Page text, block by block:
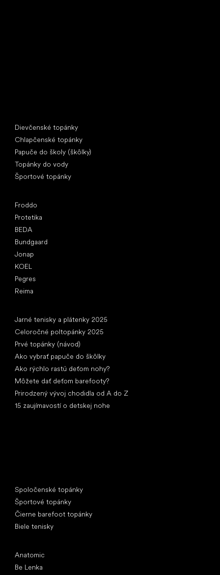
Dievčenské topánky
Chlapčenské topánky
Papuče do školy (škôlky)
Topánky do vody
Športové topánky
Froddo
Protetika
BEDA
Bundgaard
Jonap
KOEL
Pegres
Reima
Jarné tenisky a plátenky 2025
Celoročné poltopánky 2025
Prvé topánky (návod)
Ako vybrať papuče do škôlky
Ako rýchlo rastú deťom nohy?
Môžete dať deťom barefooty?
Prirodzený vývoj chodidla od A do Z
15 zaujímavostí o detskej nohe
Spoločenské topánky
Športové topánky
Čierne barefoot topánky
Biele tenisky
Anatomic
Be Lenka